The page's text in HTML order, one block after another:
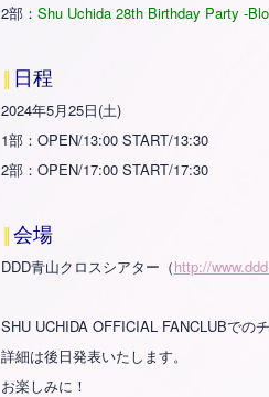
2部： Shu Uchida 28th Birthday Party -
‖ 日程
2024年5月25日(土)
1部：OPEN/13:00 START/13:30
2部：OPEN/17:00 START/17:30
‖会場
DDD青山クロスシアター（http://
SHU UCHIDA OFFICIAL FANCLUBでの
詳細は後日発表いたします。
お楽しみに！